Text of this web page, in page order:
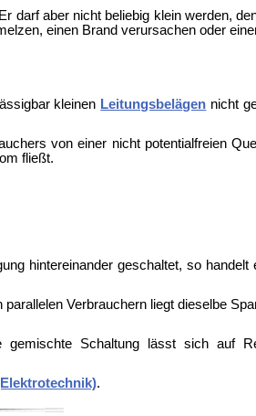
darf aber nicht beliebig klein werden,
einen Brand verursachen oder
kleinen Leitungsbelägen nicht
von einer nicht potentialfreien
fließt.
hintereinander geschaltet, so handelt
parallelen Verbrauchern liegt dieselbe
gemischte Schaltung lässt sich auf
.